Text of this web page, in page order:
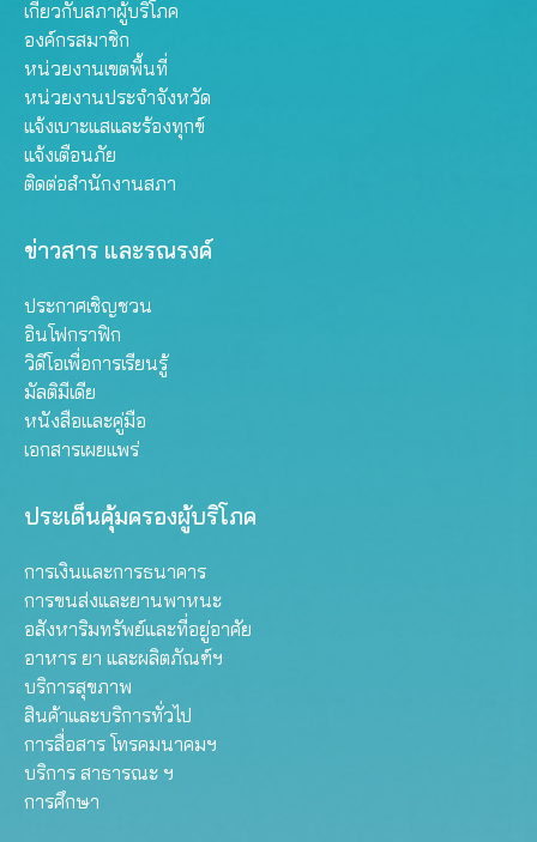
เกี่ยวกับสภาผู้บริโภค
องค์กรสมาชิก
หน่วยงานเขตพื้นที่
หน่วยงานประจำจังหวัด
แจ้งเบาะแสและร้องทุกข์
แจ้งเตือนภัย
ติดต่อสำนักงานสภา
ข่าวสาร และรณรงค์
ประกาศเชิญชวน
อินโฟกราฟิก
วิดีโอเพื่อการเรียนรู้
มัลติมีเดีย
หนังสือและคู่มือ
เอกสารเผยแพร่
ประเด็นคุ้มครองผู้บริโภค
การเงินและการธนาคาร
การขนส่งและยานพาหนะ
อสังหาริมทรัพย์และที่อยู่อาศัย
อาหาร ยา และผลิตภัณฑ์ฯ
บริการสุขภาพ
สินค้าและบริการทั่วไป
การสื่อสาร โทรคมนาคมฯ
บริการ สาธารณะ ฯ
การศึกษา